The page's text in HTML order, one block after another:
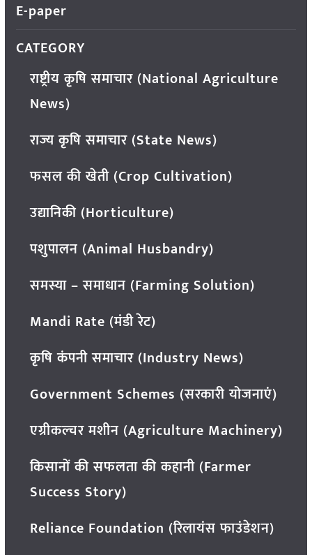
E-paper
CATEGORY
राष्ट्रीय कृषि समाचार (National Agriculture
News)
राज्य कृषि समाचार (State News)
फसल की खेती (Crop Cultivation)
उद्यानिकी (Horticulture)
पशुपालन (Animal Husbandry)
समस्या – समाधान (Farming Solution)
Mandi Rate (मंडी रेट)
कृषि कंपनी समाचार (Industry News)
Government Schemes (सरकारी योजनाएं)
एग्रीकल्चर मशीन (Agriculture Machinery)
किसानों की सफलता की कहानी (Farmer
Success Story)
Reliance Foundation (रिलायंस फाउंडेशन)